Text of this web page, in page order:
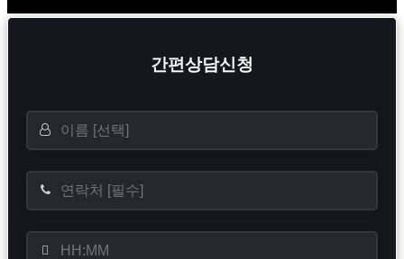
간편상담신청